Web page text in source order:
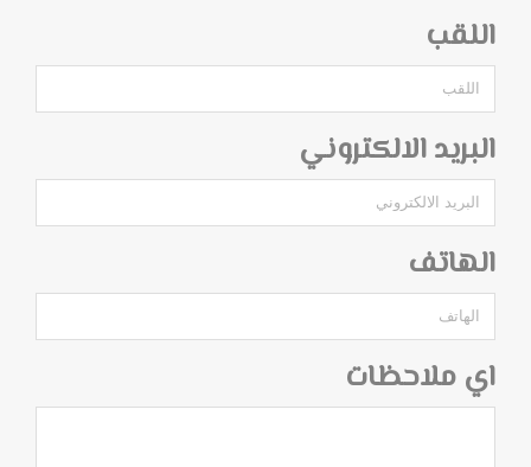
اللقب
البريد الالكتروني
الهاتف
اي ملاحظات